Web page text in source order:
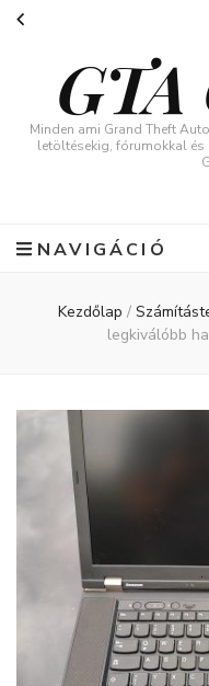
GTA
Minden ami Grand Theft
letöltésekig, fórumokkal és
NAVIGÁCIÓ
Kezdőlap /
legkiválóbb